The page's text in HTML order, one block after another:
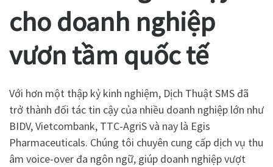
cho doanh nghiệp
vươn tầm quốc tế
Với hơn một thập kỷ kinh nghiệm, Dịch Thuật SMS đã
trở thành đối tác tin cậy của nhiều doanh nghiệp lớn như
BIDV, Vietcombank, TTC-AgriS và nay là Egis
Pharmaceuticals. Chúng tôi chuyên cung cấp dịch vụ thu
âm voice-over đa ngôn ngữ, giúp doanh nghiệp vượt